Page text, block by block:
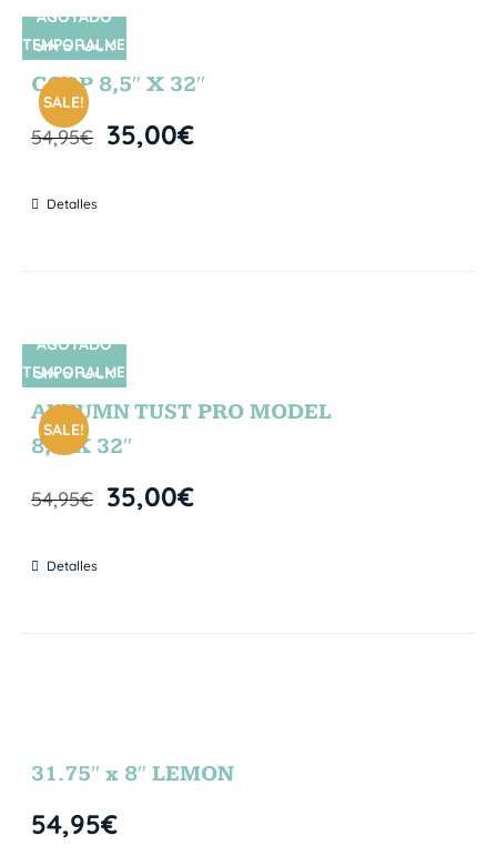
SIN STOCK
SALE!
AGOTADO
TEMPORALME
NTE
CORP 8,5″ X 32″
54,95€ 35,00€
Detalles
SIN STOCK
SALE!
AGOTADO
TEMPORALME
NTE
AUTUMN TUST PRO MODEL
8,5″X 32″
54,95€ 35,00€
Detalles
31.75″ x 8″ LEMON
54,95€